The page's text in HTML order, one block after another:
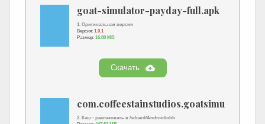
goat-simulator-payday-full.apk
1. Оригинальная версия
Версия: 1.0.1
Размер: 16.80 MB
Скачать
2. Кэш - распаковать в /sdcard/Android/obb